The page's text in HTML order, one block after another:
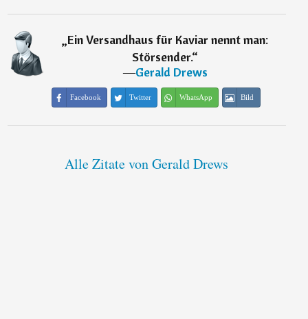
„Ein Versandhaus für Kaviar nennt man:
Störsender.“
―Gerald Drews
Facebook Twitter WhatsApp Bild
Alle Zitate von Gerald Drews